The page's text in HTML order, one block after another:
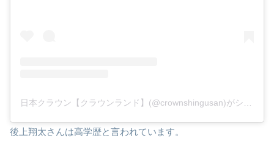
後上翔太さんは高学歴と言われています。